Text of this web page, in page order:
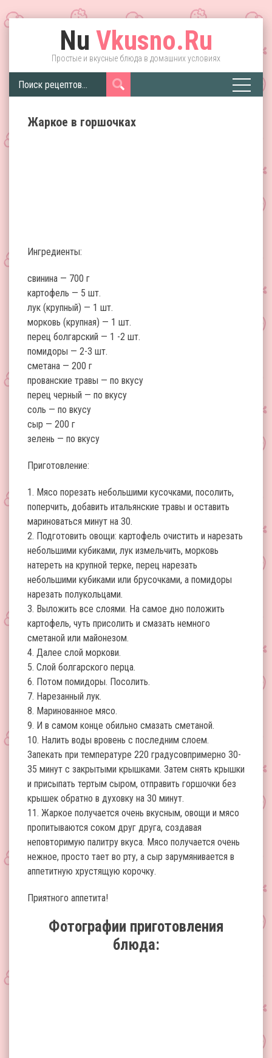
Nu Vkusno.Ru
Простые и вкусные блюда в домашних условиях
Жаркое в горшочках
Ингредиенты:
свинина — 700 г
картофель — 5 шт.
лук (крупный) — 1 шт.
морковь (крупная) — 1 шт.
перец болгарский — 1 -2 шт.
помидоры — 2-3 шт.
сметана — 200 г
прованские травы — по вкусу
перец черный — по вкусу
соль — по вкусу
сыр — 200 г
зелень — по вкусу
Приготовление:
1. Мясо порезать небольшими кусочками, посолить,
поперчить, добавить итальянские травы и оставить
мариноваться минут на 30.
2. Подготовить овощи: картофель очистить и нарезать
небольшими кубиками, лук измельчить, морковь
натереть на крупной терке, перец нарезать
небольшими кубиками или брусочками, а помидоры
нарезать полукольцами.
3. Выложить все слоями. На самое дно положить
картофель, чуть присолить и смазать немного
сметаной или майонезом.
4. Далее слой моркови.
5. Слой болгарского перца.
6. Потом помидоры. Посолить.
7. Нарезанный лук.
8. Маринованное мясо.
9. И в самом конце обильно смазать сметаной.
10. Налить воды вровень с последним слоем.
Запекать при температуре 220 градусовпримерно 30-
35 минут с закрытыми крышками. Затем снять крышки
и присыпать тертым сыром, отправить горшочки без
крышек обратно в духовку на 30 минут.
11. Жаркое получается очень вкусным, овощи и мясо
пропитываются соком друг друга, создавая
неповторимую палитру вкуса. Мясо получается очень
нежное, просто тает во рту, а сыр зарумянивается в
аппетитную хрустящую корочку.
Приятного аппетита!
Фотографии приготовления
блюда: